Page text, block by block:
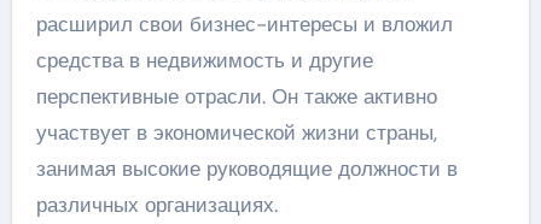
расширил свои бизнес-интересы и вложил
средства в недвижимость и другие
перспективные отрасли. Он также активно
участвует в экономической жизни страны,
занимая высокие руководящие должности в
различных организациях.